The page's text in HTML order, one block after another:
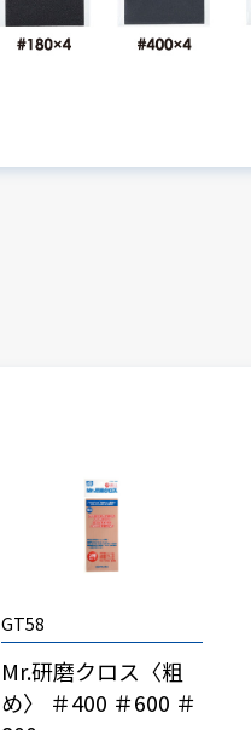
GT58
Mr.研磨クロス〈粗
め〉 ＃400 ＃600 ＃